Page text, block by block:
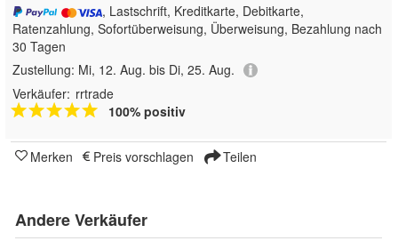
, Lastschrift, Kreditkarte, Debitkarte,
Ratenzahlung, Sofortüberweisung, Überweisung, Bezahlung nach
30 Tagen
Zustellung: Mi, 12. Aug. bis Di, 25. Aug.
Verkäufer: rrtrade
100% positiv
Merken Preis vorschlagen Teilen
Andere Verkäufer